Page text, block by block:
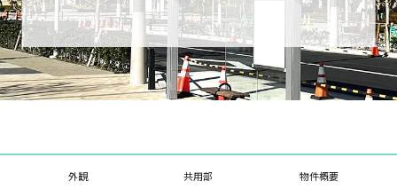
外観 共用部 物件概要